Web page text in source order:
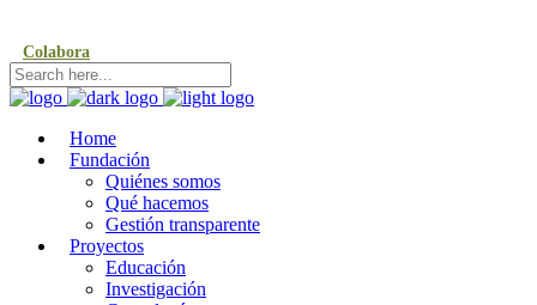
Colabora
Home
Fundación
Quiénes somos
Qué hacemos
Gestión transparente
Proyectos
Educación
Investigación